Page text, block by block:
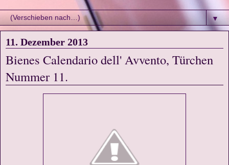
▼
11. Dezember 2013
Bienes Calendario dell' Avvento, Türchen
Nummer 11.